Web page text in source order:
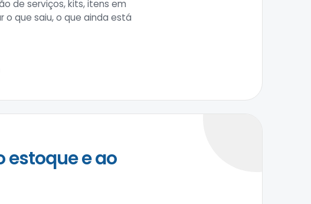
de serviços, kits, itens em
que saiu, o que ainda está
estoque e ao